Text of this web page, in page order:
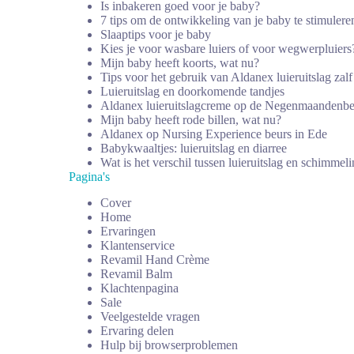
Is inbakeren goed voor je baby?
7 tips om de ontwikkeling van je baby te
Slaaptips voor je baby
Kies je voor wasbare luiers of voor
Mijn baby heeft koorts, wat nu?
Tips voor het gebruik van Aldanex luieruitslag zalf
Luieruitslag en doorkomende tandjes
Aldanex luieruitslagcreme op de
Mijn baby heeft rode billen, wat nu?
Aldanex op Nursing Experience beurs in Ede
Babykwaaltjes: luieruitslag en diarree
Wat is het verschil tussen luieruitslag en
Pagina's
Cover
Home
Ervaringen
Klantenservice
Revamil Hand Crème
Revamil Balm
Klachtenpagina
Sale
Veelgestelde vragen
Ervaring delen
Hulp bij browserproblemen